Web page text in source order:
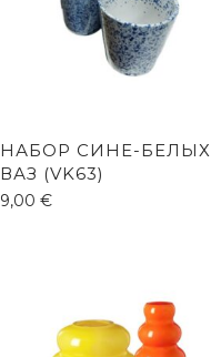
НАБОР СИНЕ-БЕЛЫХ
ВАЗ (VK63)
9,00€